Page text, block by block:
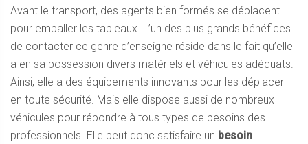
Avant le transport, des agents bien formés se déplacent
pour emballer les tableaux. L’un des plus grands bénéfices
de contacter ce genre d’enseigne réside dans le fait qu’elle
a en sa possession divers matériels et véhicules adéquats.
Ainsi, elle a des équipements innovants pour les déplacer
en toute sécurité. Mais elle dispose aussi de nombreux
véhicules pour répondre à tous types de besoins des
professionnels. Elle peut donc satisfaire un besoin